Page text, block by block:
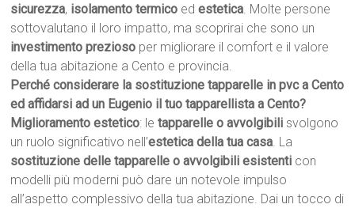
sicurezza, isolamento termico edestetica. Molte persone
sottovalutano il loro impatto, ma scoprirai che sono un
investimento prezioso per migliorare il comfort e il valore
della tua abitazione a Cento e provincia.
Perché considerare la sostituzione tapparelle in pvc a Cento
ed affidarsi ad un Eugenio il tuo tapparellista a Cento?
Miglioramento estetico: letapparelle o avvolgibili svolgono
un ruolo significativo nell’estetica della tua casa. La
sostituzione delle tapparelle o avvolgibili esistenti con
modelli più moderni può dare un notevole impulso
all’aspetto complessivo della tua abitazione. Dai un tocco di